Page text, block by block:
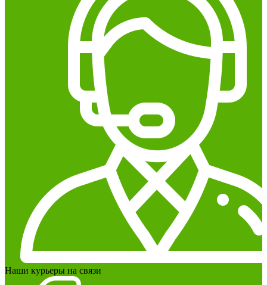
Наши курьеры на связи